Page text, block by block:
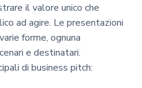
il valore unico che
ad agire. Le presentazioni
forme, ognuna
e destinatari.
di business pitch: